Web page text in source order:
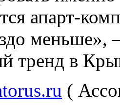
апарт-
тренд в
(